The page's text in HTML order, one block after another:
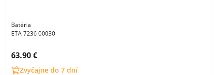
Batéria
ETA 7236 00030
Cena s DPH:
63.90 €
Zvyčajne do 7 dní